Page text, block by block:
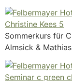
Sommerkurs für
Almsick &